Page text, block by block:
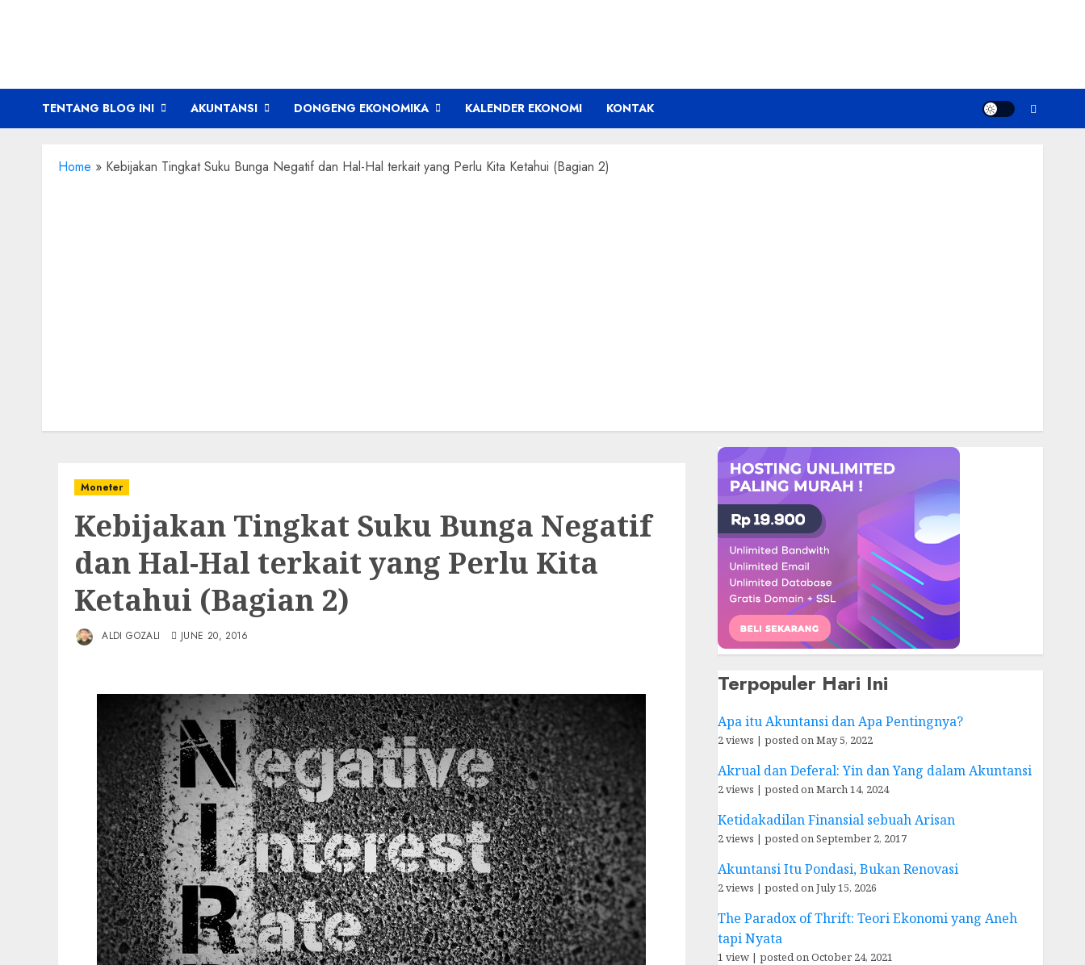
TENTANG BLOG INI AKUNTANSI DONGENG EKONOMIKA KALENDER EKONOMI KONTAK
Home » Kebijakan Tingkat Suku Bunga Negatif dan Hal-Hal terkait yang Perlu Kita Ketahui (Bagian 2)
Moneter
Kebijakan Tingkat Suku Bunga Negatif
dan Hal-Hal terkait yang Perlu Kita
Ketahui (Bagian 2)
ALDI GOZALI JUNE 20, 2016
Terpopuler Hari Ini
Apa itu Akuntansi dan Apa Pentingnya?
2 views | posted on May 5, 2022
Akrual dan Deferal: Yin dan Yang dalam Akuntansi
2 views | posted on March 14, 2024
Ketidakadilan Finansial sebuah Arisan
2 views | posted on September 2, 2017
Akuntansi Itu Pondasi, Bukan Renovasi
2 views | posted on July 15, 2026
The Paradox of Thrift: Teori Ekonomi yang Aneh
tapi Nyata
1 view| posted on October 24, 2021